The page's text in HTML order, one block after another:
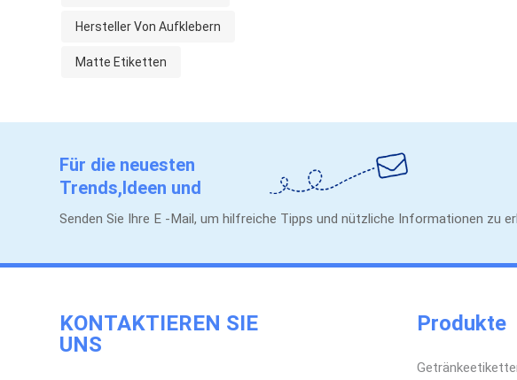
Hersteller Von Aufklebern
Matte Etiketten
Für die neuesten
Trends,Ideen und
Werbeaktionen.
Senden Sie Ihre E -Mail, um hilfreiche Tipps und nützliche Informationen zu
KONTAKTIEREN SIE
UNS
Produkte